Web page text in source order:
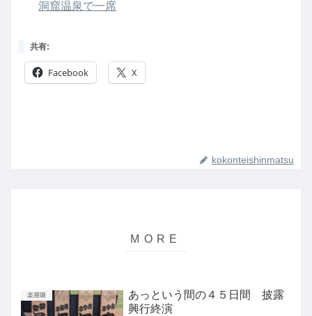
洞窟温泉で一席
共有:
Facebook X
kokonteishinmatsu
楽屋噺
あっという間の４５日間 披露
興行終演